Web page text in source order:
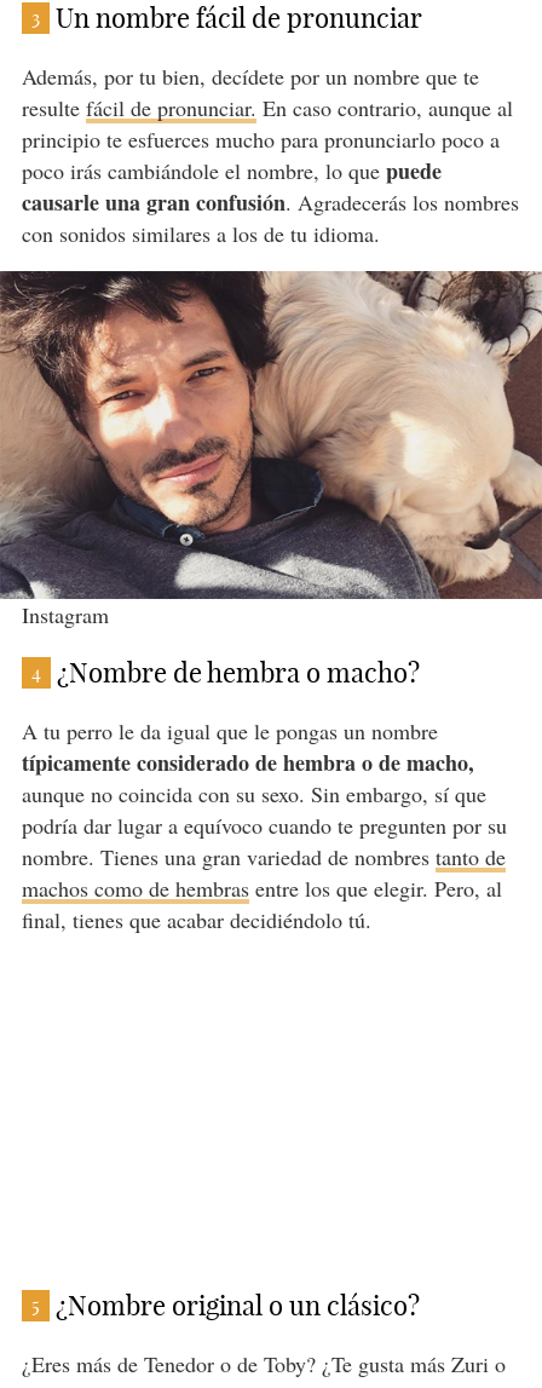
3 Un nombre fácil de pronunciar
Además, por tu bien, decídete por un nombre que te
resulte fácil de pronunciar. En caso contrario, aunque al
principio te esfuerces mucho para pronunciarlo poco a
poco irás cambiándole el nombre, lo que puede
causarle una gran confusión. Agradecerás los nombres
con sonidos similares a los de tu idioma.
Instagram
4 ¿Nombre de hembra o macho?
A tu perro le da igual que le pongas un nombre
típicamente considerado de hembra o de macho,
aunque no coincida con su sexo. Sin embargo, sí que
podría dar lugar a equívoco cuando te pregunten por su
nombre. Tienes una gran variedad de nombres tanto de
machos como de hembrasentre los que elegir. Pero, al
final, tienes que acabar decidiéndolo tú.
5 ¿Nombre original o un clásico?
¿Eres más de Tenedor o de Toby? ¿Te gusta más Zuri o